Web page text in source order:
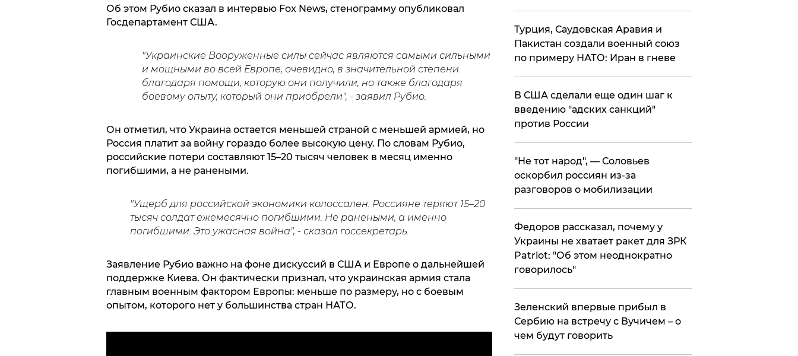
Об этом Рубио сказал в интервью Fox News, стенограмму опубликовал
Госдепартамент США.
"Украинские Вооруженные силы сейчас являются самыми сильными
и мощными во всей Европе, очевидно, в значительной степени
благодаря помощи, которую они получили, но также благодаря
боевому опыту, который они приобрели", - заявил Рубио.
Он отметил, что Украина остается меньшей страной с меньшей армией, но
Россия платит за войну гораздо более высокую цену. По словам Рубио,
российские потери составляют 15–20 тысяч человек в месяц именно
погибшими, а не ранеными.
"Ущерб для российской экономики колоссален. Россияне теряют 15–20
тысяч солдат ежемесячно погибшими. Не ранеными, а именно
погибшими. Это ужасная война", - сказал госсекретарь.
Заявление Рубио важно на фоне дискуссий в США и Европе о дальнейшей
поддержке Киева. Он фактически признал, что украинская армия стала
главным военным фактором Европы: меньше по размеру, но с боевым
опытом, которого нет у большинства стран НАТО.
Турция, Саудовская Аравия и
Пакистан создали военный союз
по примеру НАТО: Иран в гневе
В США сделали еще один шаг к
введению "адских санкций"
против России
​"Не тот народ", — Соловьев
оскорбил россиян из-за
разговоров о мобилизации
Федоров рассказал, почему у
Украины не хватает ракет для ЗРК
Patriot: "Об этом неоднократно
говорилось"
Зеленский впервые прибыл в
Сербию на встречу с Вучичем – о
чем будут говорить